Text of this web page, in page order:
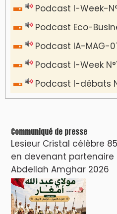
Podcast I-Week-
Podcast Eco-
Podcast IA-MAG-
Podcast I-Week
Podcast I-débats
Communiqué de presse
Lesieur Cristal célèbre
en devenant partenaire
Abdellah Amghar 2026